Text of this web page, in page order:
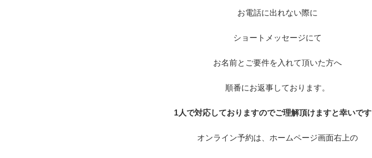
お電話に出れない際に
ショートメッセージにて
お名前とご要件を入れて頂いた方へ
順番にお返事しております。
1人で対応しておりますのでご理解頂けますと幸いです
オンライン予約は、ホームページ画面右上の